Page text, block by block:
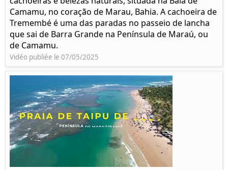
Camamu, no coração de Marau, Bahia. A cachoeira de
Tremembé é uma das paradas no passeio de lancha
que sai de Barra Grande na Península de Maraú, ou
de Camamu.
Vidéo publiée le 07/05/2025